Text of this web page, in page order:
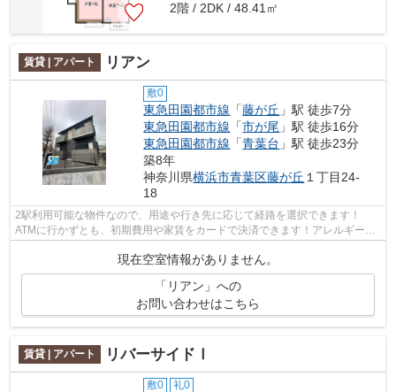
2階 / 2DK / 48.41㎡
賃貸 | アパート リアン
敷0
東急田園都市線 「藤が丘 」駅 徒歩7分
東急田園都市線 「市が尾 」駅 徒歩16分
東急田園都市線 「青葉台 」駅 徒歩23分
築8年
神奈川県横浜市青葉区藤が丘 １丁目24-
18
2駅利用可能な物件なので、用途や行き先に応じて経路を選択できます！
ATMに行かずとも、初期費用や家賃をカードで決済できます！アレルギー予
防に適した、通気性の良い安心の物件です...
現在空室情報がありません。
「リアン」への
お問い合わせはこちら
賃貸 | アパート リバーサイドⅠ
敷0 礼0